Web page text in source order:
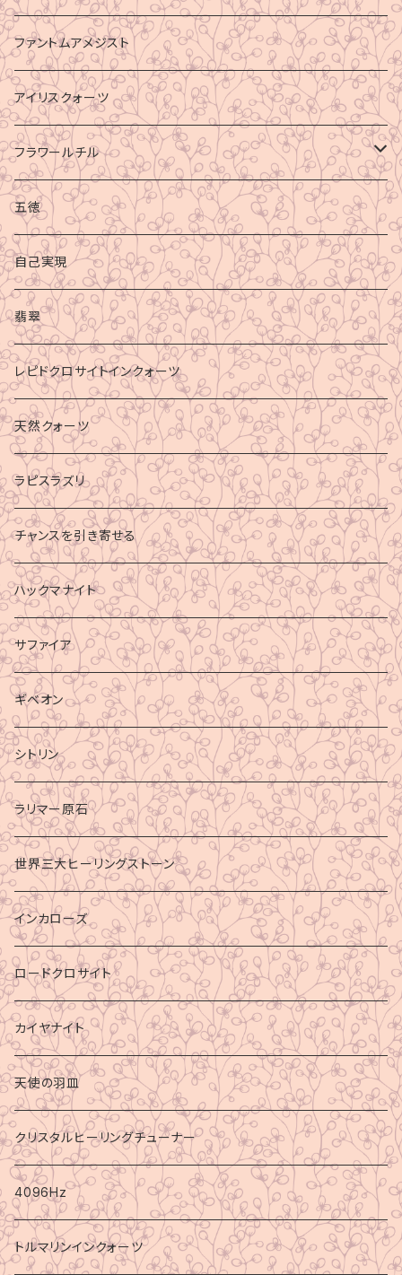
ファントムアメジスト
アイリスクォーツ
フラワールチル
心身の癒し
グラウディング
マイナスエネルギーからの防御
ビジネス成功
財運
五徳
自己実現
翡翠
レピドクロサイトインクォーツ
天然クォーツ
ラピスラズリ
チャンスを引き寄せる
ハックマナイト
サファイア
ギベオン
シトリン
ラリマー原石
世界三大ヒーリングストーン
インカローズ
ロードクロサイト
カイヤナイト
天使の羽皿
クリスタルヒーリングチューナー
4096Hz
トルマリンインクォーツ